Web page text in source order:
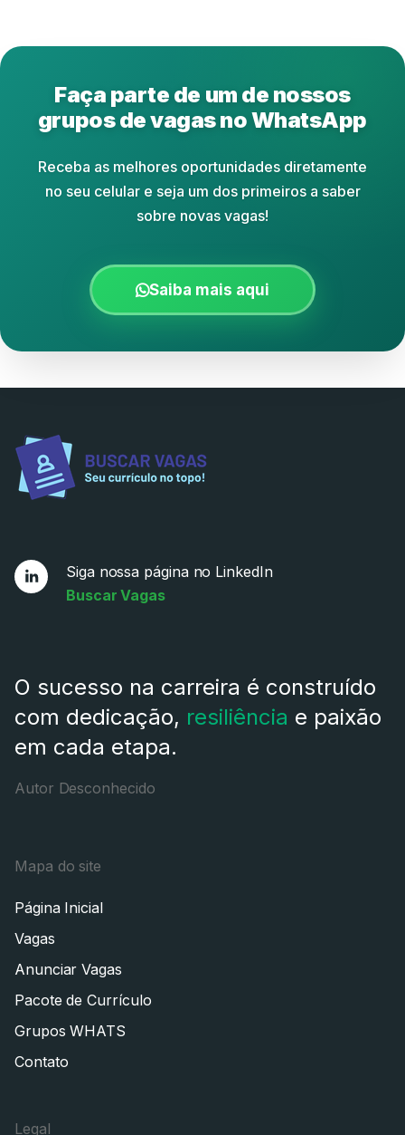
Faça parte de um de nossos
grupos de vagas no WhatsApp
Receba as melhores oportunidades diretamente
no seu celular e seja um dos primeiros a saber
sobre novas vagas!
Saiba mais aqui
Siga nossa página no LinkedIn
Buscar Vagas
O sucesso na carreira é construído
com dedicação, resiliência e paixão
em cada etapa.
Autor Desconhecido
Mapa do site
Página Inicial
Vagas
Anunciar Vagas
Pacote de Currículo
Grupos WHATS
Contato
Legal